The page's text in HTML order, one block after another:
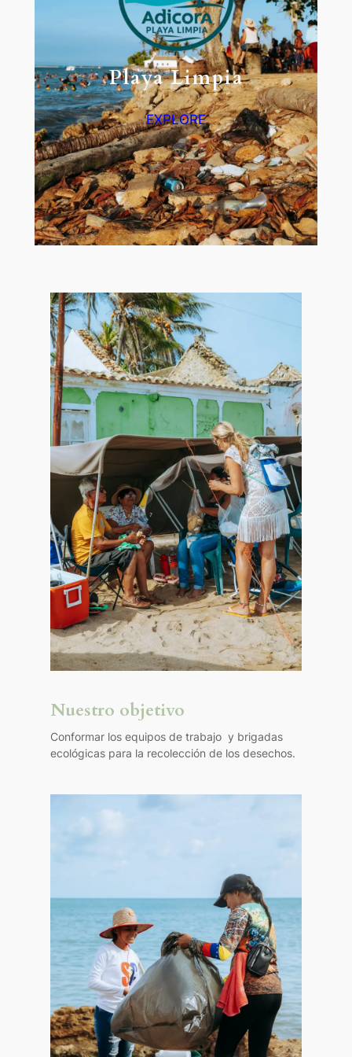
Playa Limpia
EXPLORE
Nuestro objetivo
Conformar los equipos de trabajo y brigadas
ecológicas para la recolección de los desechos.